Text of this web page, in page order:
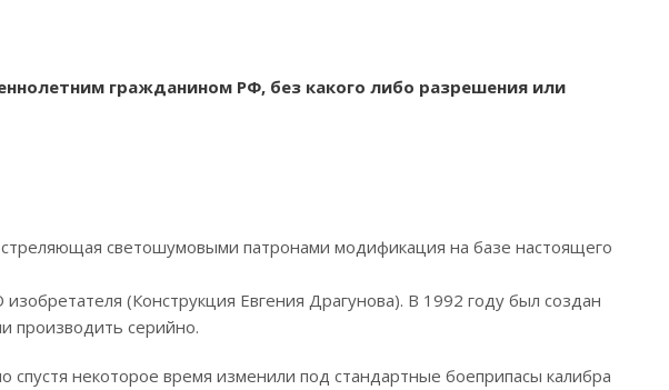
гражданином РФ, без какого либо разрешения или
светошумовыми патронами модификация на базе настоящего
(Конструкция Евгения Драгунова). В 1992 году был создан
производить серийно.
некоторое время изменили под стандартные боеприпасы калибра